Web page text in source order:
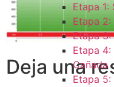
Etapa 1:
Etapa 2:
Etapa 3:
Etapa
Cañada
Etapa
Deja una